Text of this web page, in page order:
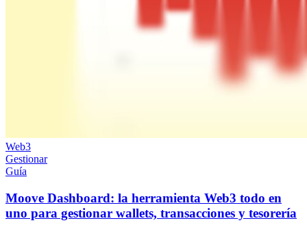
Web3
Gestionar
Guía
Moove Dashboard: la herramienta Web3 todo en
uno para gestionar wallets, transacciones y tesorería